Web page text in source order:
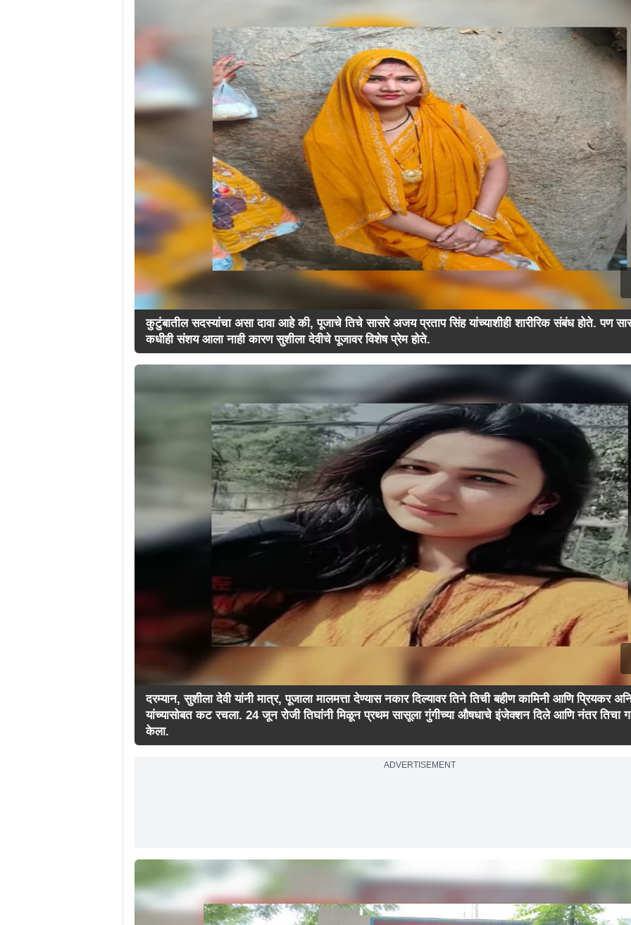
कुटुंबातील सदस्यांचा असा दावा आहे की, पूजाचे तिचे सासरे अजय प्रताप सिंह यांच्याशीही शारीरिक संबंध होते. पण
कधीही संशय आला नाही कारण सुशीला देवीचे पूजावर विशेष प्रेम होते.
दरम्यान, सुशीला देवी यांनी मात्र, पूजाला मालमत्ता देण्यास नकार दिल्यावर तिने तिची बहीण कामिनी आणि प्रियकर
यांच्यासोबत कट रचला. 24 जून रोजी तिघांनी मिळून प्रथम सासूला गुंगीच्या औषधाचे इंजेक्शन दिले आणि नंतर तिचा
केला.
ADVERTISEMENT